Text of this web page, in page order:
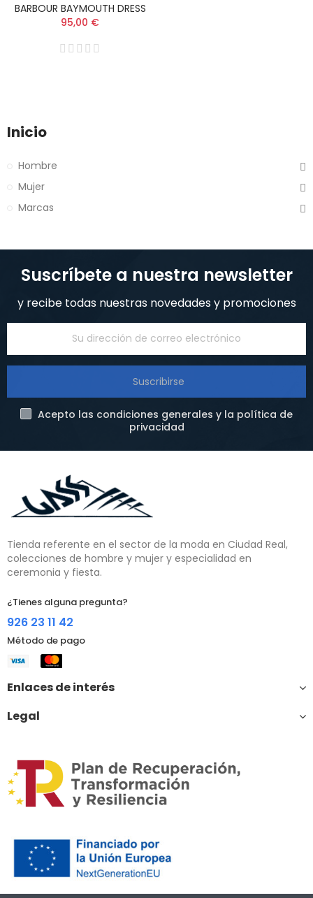
BARBOUR BAYMOUTH DRESS
95,00 €
Inicio
Hombre
Mujer
Marcas
Suscríbete a nuestra newsletter
y recibe todas nuestras novedades y promociones
Suscribirse
Acepto las condiciones generales y la política de
privacidad
Tienda referente en el sector de la moda en Ciudad Real,
colecciones de hombre y mujer y especialidad en
ceremonia y fiesta.
¿Tienes alguna pregunta?
926 23 11 42
Método de pago
Enlaces de interés
Legal